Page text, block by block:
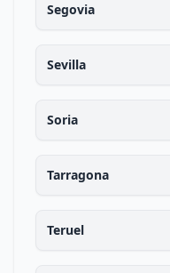
Segovia
Sevilla
Soria
Tarragona
Teruel